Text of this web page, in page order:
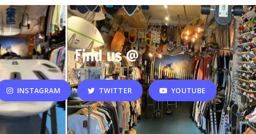
Find us @
INSTAGRAM TWITTER YOUTUBE